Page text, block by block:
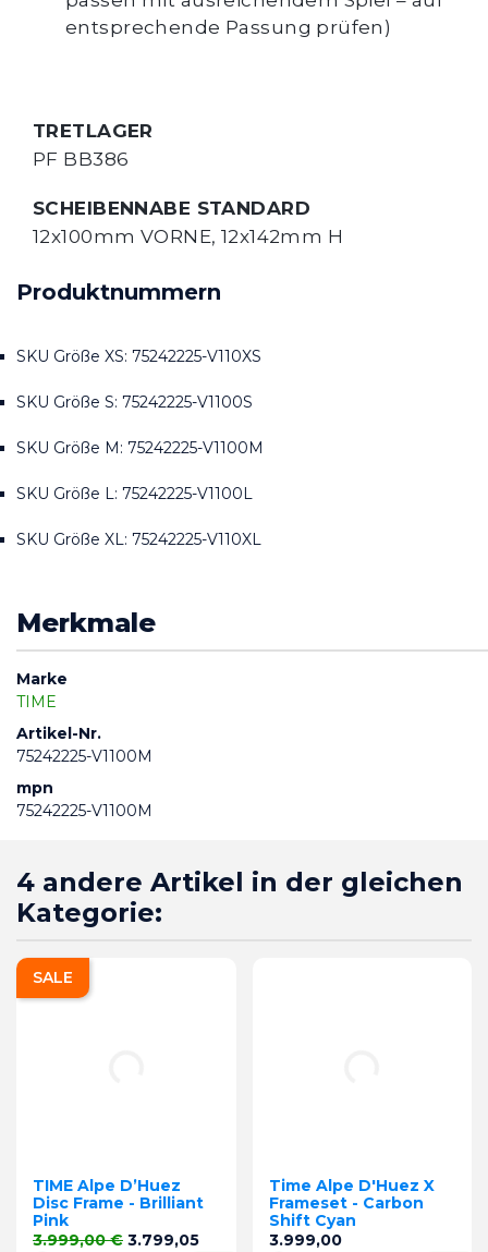
entsprechende Passung prüfen)
TRETLAGER
PF BB386
SCHEIBENNABE STANDARD
12x100mm VORNE, 12x142mm H
Produktnummern
SKU Größe XS: 75242225-V110XS
SKU Größe S: 75242225-V1100S
SKU Größe M: 75242225-V1100M
SKU Größe L: 75242225-V1100L
SKU Größe XL: 75242225-V110XL
Merkmale
Marke
TIME
Artikel-Nr.
75242225-V1100M
mpn
75242225-V1100M
4 andere Artikel in der gleichen
Kategorie:
TIME Alpe D’Huez
Disc Frame - Brilliant
Pink
Verkaufspreis
3.999,00 € Preis
3.799,05
SALE
Time Alpe D'Huez X
Frameset - Carbon
Shift Cyan
Preis
3.999,00